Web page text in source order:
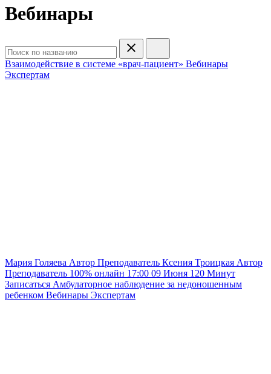
Вебинары
Взаимодействие в системе «врач-пациент» Вебинары
Экспертам
Мария Голяева Автор Преподаватель Ксения Троицкая Автор
Преподаватель 100% онлайн 17:00 09 Июня 120 Минут
Записаться Амбулаторное наблюдение за недоношенным
ребенком Вебинары Экспертам